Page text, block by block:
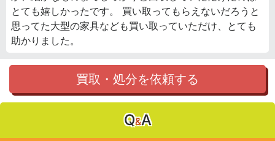
とても嬉しかったです。 買い取ってもらえないだろうと
思ってた大型の家具なども買い取っていただけ、とても
助かりました。
買取・処分を依頼する
Q&A